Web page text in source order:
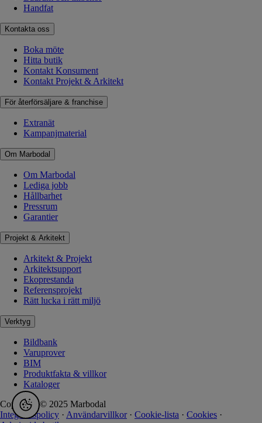
Handfat
Kontakta oss
Boka möte
Hitta butik
Kontakt Konsument
Kontakt Projekt & Arkitekt
För återförsäljare & franchise
Extranät
Kampanjmaterial
Om Marbodal
Om Marbodal
Lediga jobb
Hållbarhet
Pressrum
Garantier
Projekt & Arkitekt
Arkitekt & Projekt
Arkitektsupport
Ekoprestanda
Referensprojekt
Rätt lucka i rätt miljö
Verktyg
Bildbank
Varuprover
BIM
Produktfakta & villkor
Kataloger
Copyright © 2025 Marbodal
Integritetspolicy · Användarvillkor · Cookie-lista · Cookies ·